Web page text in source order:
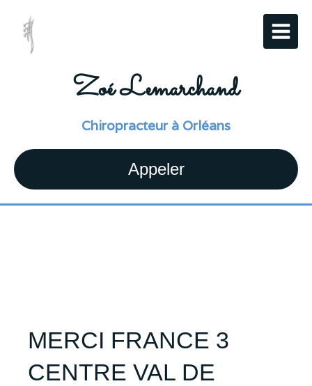
Zoé Lemarchand
Chiropracteur à Orléans
Appeler
MERCI FRANCE 3
CENTRE VAL DE